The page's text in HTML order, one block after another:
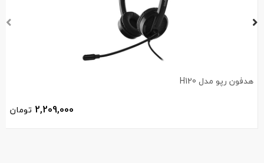
هدفون رپو مدل H120
2,209,000 تومان